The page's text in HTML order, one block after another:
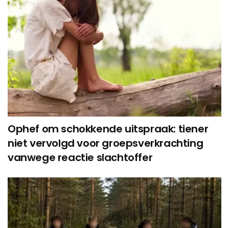
Ophef om schokkende uitspraak: tiener
niet vervolgd voor groepsverkrachting
vanwege reactie slachtoffer